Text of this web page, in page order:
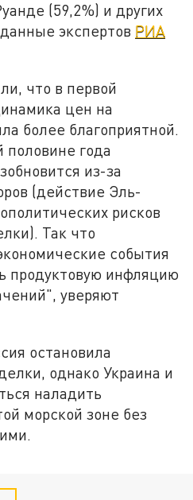
(59,2%) и других
экспертов РИА
что в первой
цен на
более благоприятной.
половине года
из-за
(действие Эль-
рисков
Так что
события
продуктовую инфляцию
уверяют
остановила
однако Украина и
наладить
морской зоне без